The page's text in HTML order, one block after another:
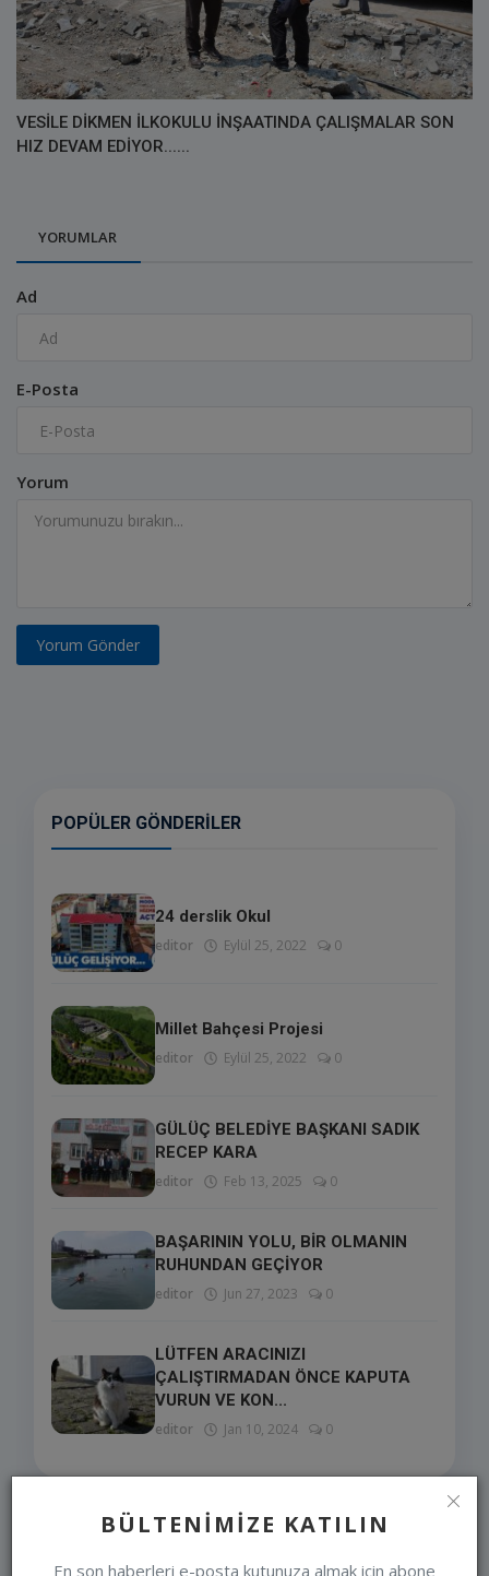
BÜLTENIMIZE KATILIN
En son haberleri e-posta kutunuza almak için abone
VESİLE DİKMEN İLKOKULU İNŞAATINDA ÇALIŞMALAR SON
HIZ DEVAM EDİYOR......
YORUMLAR
Ad
E-Posta
Yorum
Yorum Gönder
POPÜLER GÖNDERILER
24 derslik Okul
editor Eylül 25, 2022 0
Millet Bahçesi Projesi
editor Eylül 25, 2022 0
GÜLÜÇ BELEDİYE BAŞKANI SADIK
RECEP KARA
editor Feb 13, 2025 0
BAŞARININ YOLU, BİR OLMANIN
RUHUNDAN GEÇİYOR
editor Jun 27, 2023 0
LÜTFEN ARACINIZI
ÇALIŞTIRMADAN ÖNCE KAPUTA
VURUN VE KON...
editor Jan 10, 2024 0